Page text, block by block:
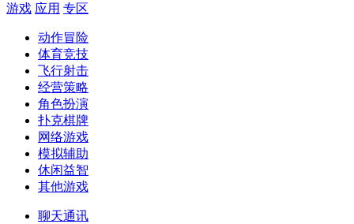
游戏 应用 专区
动作冒险
体育竞技
飞行射击
经营策略
角色扮演
扑克棋牌
网络游戏
模拟辅助
休闲益智
其他游戏
聊天通讯